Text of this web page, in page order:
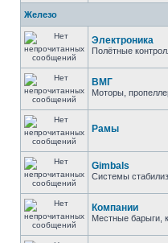
20
Гость |X|- 22
20
Железо
Электроника
Полётные
ВМГ
Моторы,
Рамы
Gimbals
Системы
Компании
Местные барыги,